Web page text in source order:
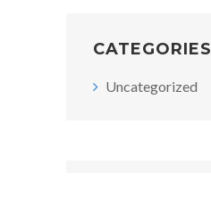
CATEGORIES
Uncategorized